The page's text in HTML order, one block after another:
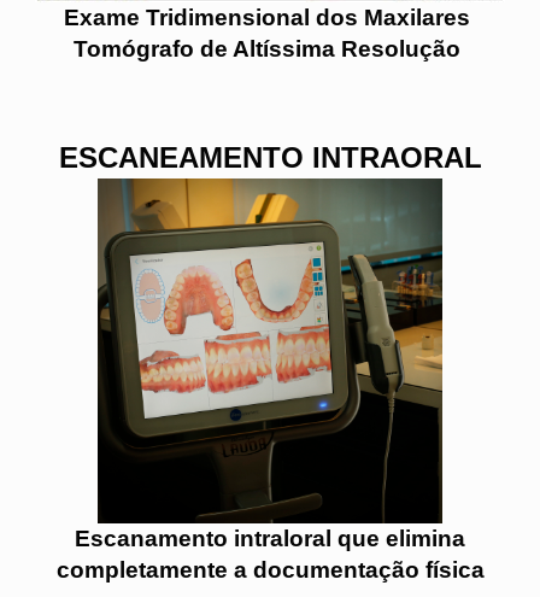
Exame Tridimensional dos Maxilares
Tomógrafo de Altíssima Resolução
ESCANEAMENTO INTRAORAL
Escanamento intraloral que elimina
completamente a documentação física